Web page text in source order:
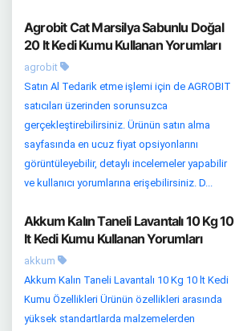
Agrobit Cat Marsilya Sabunlu Doğal
20 lt Kedi Kumu Kullanan Yorumları
agrobit
Satın Al Tedarik etme işlemi için de AGROBIT
satıcıları üzerinden sorunsuzca
gerçekleştirebilirsiniz. Ürünün satın alma
sayfasında en ucuz fiyat opsiyonlarını
görüntüleyebilir, detaylı incelemeler yapabilir
ve kullanıcı yorumlarına erişebilirsiniz. D...
Akkum Kalın Taneli Lavantalı 10 Kg 10
lt Kedi Kumu Kullanan Yorumları
akkum
Akkum Kalın Taneli Lavantalı 10 Kg 10 lt Kedi
Kumu Özellikleri Ürünün özellikleri arasında
yüksek standartlarda malzemelerden